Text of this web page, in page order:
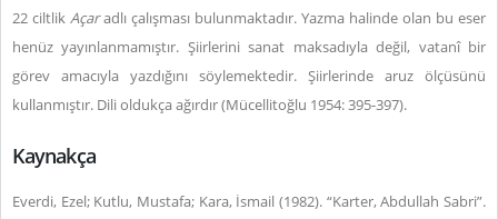
22 ciltlik Açaradlı çalışması bulunmaktadır. Yazma halinde olan bu eser
henüz yayınlanmamıştır. Şiirlerini sanat maksadıyla değil, vatanî bir
görev amacıyla yazdığını söylemektedir. Şiirlerinde aruz ölçüsünü
kullanmıştır. Dili oldukça ağırdır (Mücellitoğlu 1954: 395-397).
Kaynakça
Everdi, Ezel; Kutlu, Mustafa; Kara, İsmail (1982). “Karter, Abdullah Sabri”.